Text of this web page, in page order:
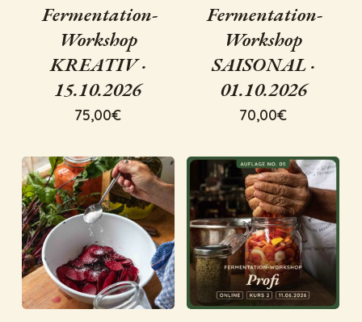
Fermentation-
Workshop
KREATIV ·
15.10.2026
75,00€
Fermentation-
Workshop
SAISONAL ·
01.10.2026
70,00€